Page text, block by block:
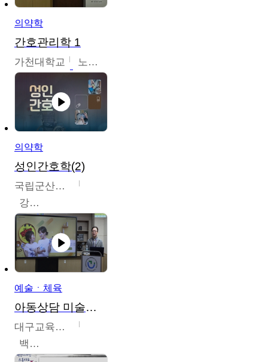
의약학
간호관리학 1
가천대학교 노원정
의약학
성인간호학(2)
국립군산대학교
강경아
예술ㆍ체육
아동상담 미술치료
대구교육대학교
백중열